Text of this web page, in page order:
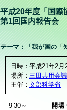
平成20年度「国際
第1回国内報告会
テーマ：「我が国の「
日時：平成21年2
場所： 三田共用会
主催： 文部科学省
9:30～
開場